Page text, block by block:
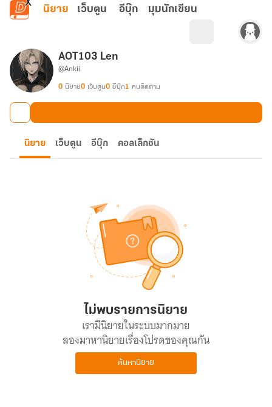
ข้ามไปยังเนื้อหาหลัก
นิยาย เว็บตูน อีบุ๊ก มุมนักเขียน
AOT103 Len
@Ankii
0 นิยาย0 เว็บตูน0 อีบุ๊ก1 คนติดตาม
นิยาย เว็บตูน อีบุ๊ก คอลเล็กชัน
ไม่พบรายการนิยาย
เรามีนิยายในระบบมากมาย
ลองมาหานิยายเรื่องโปรดของคุณกัน
ค้นหานิยาย